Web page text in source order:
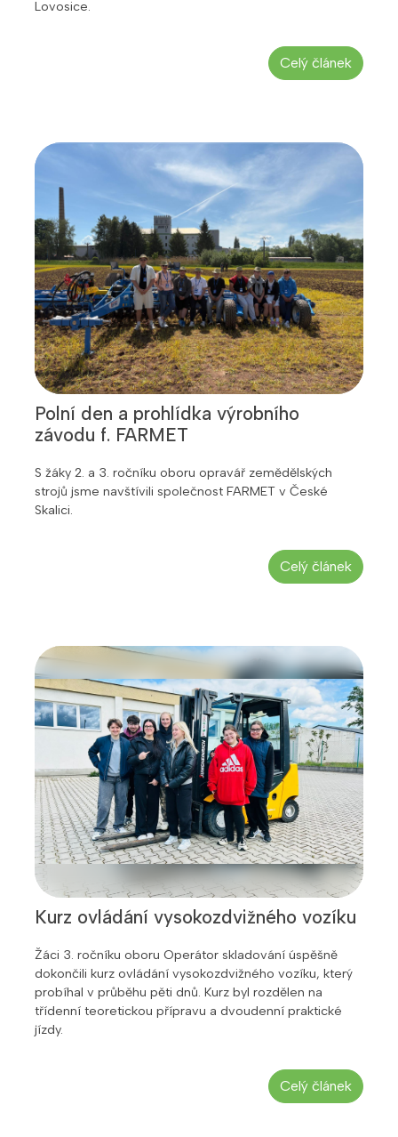
Lovosice.
Celý článek
Polní den a prohlídka výrobního
závodu f. FARMET
S žáky 2. a 3. ročníku oboru opravář zemědělských
strojů jsme navštívili společnost FARMET v České
Skalici.
Celý článek
Kurz ovládání vysokozdvižného vozíku
Žáci 3. ročníku oboru Operátor skladování úspěšně
dokončili kurz ovládání vysokozdvižného vozíku, který
probíhal v průběhu pěti dnů. Kurz byl rozdělen na
třídenní teoretickou přípravu a dvoudenní praktické
jízdy.
Celý článek